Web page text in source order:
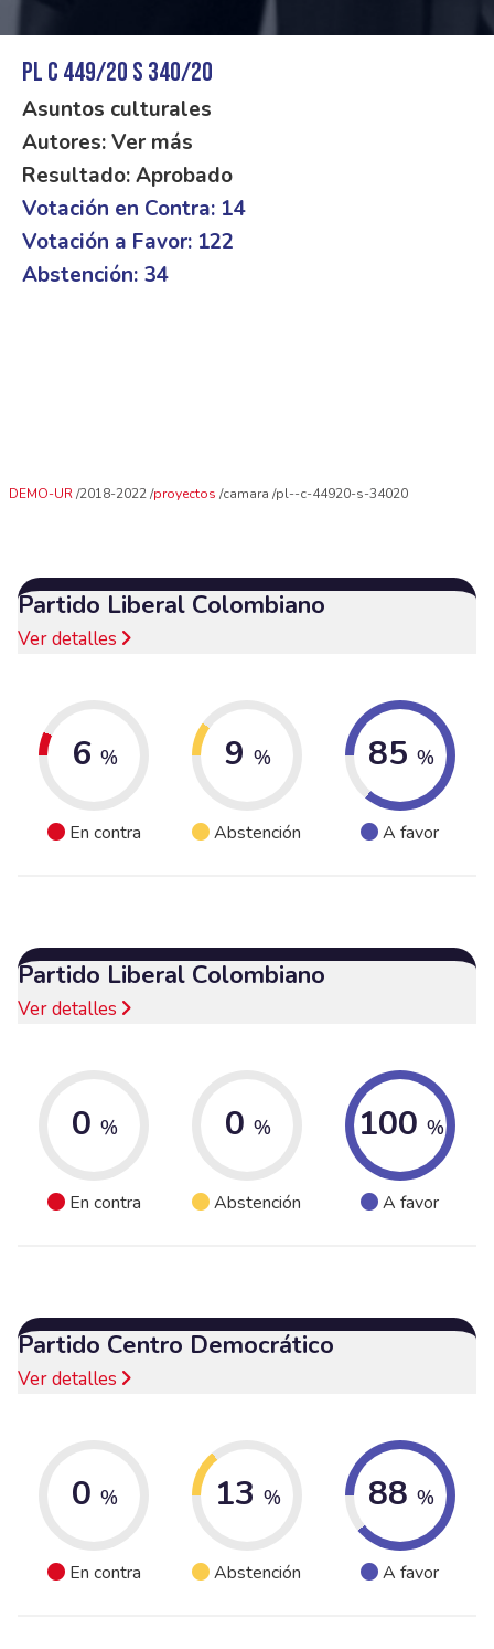
PL C 449/20 S 340/20
Asuntos culturales
Autores: Ver más
Resultado: Aprobado
Votación en Contra: 14
Votación a Favor: 122
Abstención: 34
DEMO-UR 2018-2022 proyectos camara pl--c-44920-s-34020
Partido Liberal Colombiano
Ver detalles
6 %
En contra
9 %
Abstención
85 %
A favor
Partido Liberal Colombiano
Ver detalles
0 %
En contra
0 %
Abstención
100 %
A favor
Partido Centro Democrático
Ver detalles
0 %
En contra
13 %
Abstención
88 %
A favor